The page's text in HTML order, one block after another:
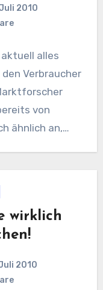
2010
alles
Verbraucher
von
ähnlich an,…
wirklich
2010